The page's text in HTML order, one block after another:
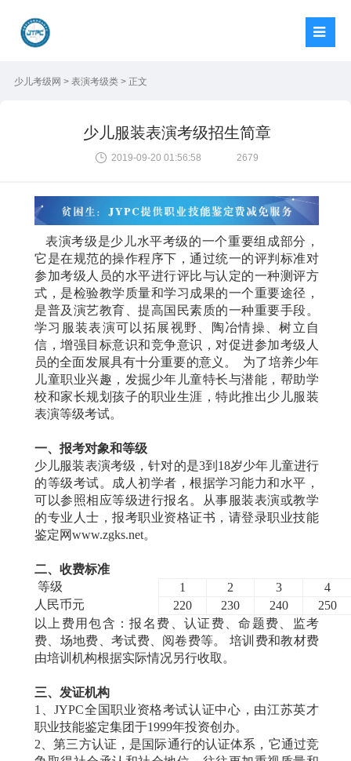
少儿考级网 > 表演考级类 > 正文
少儿服装表演考级招生简章
2019-09-20 01:56:58 2679
表演考级是少儿水平考级的一个重要组成部分，
它是在规范的操作程序下，通过统一的评判标准对
参加考级人员的水平进行评比与认定的一种测评方
式，是检验教学质量和学习成果的一个重要途径，
是普及演艺教育、提高国民素质的一种重要手段。
学习服装表演可以拓展视野、陶冶情操、树立自
信，增强目标意识和竞争意识，对促进参加考级人
员的全面发展具有十分重要的意义。 为了培养少年
儿童职业兴趣，发掘少年儿童特长与潜能，帮助学
校和家长规划孩子的职业生涯，特此推出少儿服装
表演等级考试。
一、报考对象和等级
少儿服装表演考级，针对的是3到18岁少年儿童进行
的等级考试。成人初学者，根据学习能力和水平，
可以参照相应等级进行报名。从事服装表演或教学
的专业人士，报考职业资格证书，请登录职业技能
鉴定网www.zgks.net。
二、收费标准
等级
1 2 3
4
人民币元
220 230 240
250
以上费用包含：报名费、认证费、命题费、监考
费、场地费、考试费、阅卷费等。 培训费和教材费
由培训机构根据实际情况另行收取。
三、发证机构
1、JYPC全国职业资格考试认证中心，由江苏英才
职业技能鉴定集团于1999年投资创办。
2、第三方认证，是国际通行的认证体系，它通过竞